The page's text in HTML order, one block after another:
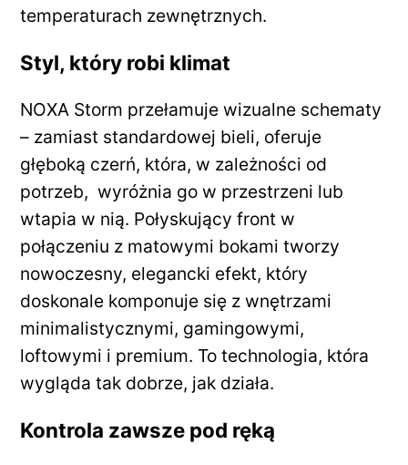
temperaturach zewnętrznych.
Styl, który robi klimat
NOXA Storm przełamuje wizualne schematy
– zamiast standardowej bieli, oferuje
głęboką czerń, która, w zależności od
potrzeb, wyróżnia go w przestrzeni lub
wtapia w nią. Połyskujący front w
połączeniu z matowymi bokami tworzy
nowoczesny, elegancki efekt, który
doskonale komponuje się z wnętrzami
minimalistycznymi, gamingowymi,
loftowymi i premium. To technologia, która
wygląda tak dobrze, jak działa.
Kontrola zawsze pod ręką